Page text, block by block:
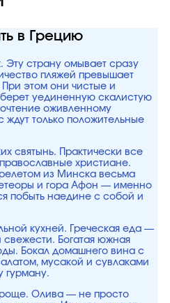
в Грецию
Эту страну омывает сразу
пляжей превышает
этом они чистые и
уединенную скалистую
оживленному
только положительные
святынь. Практически все
христиане.
из Минска весьма
и гора Афон — именно
побыть наедине с собой и
кухней. Греческая еда —
свежести. Богатая южная
Бокал домашнего вина с
мусакой и сувлаками
гурману.
роще. Олива — не просто